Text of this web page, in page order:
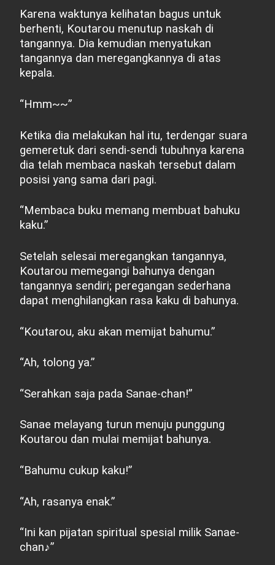
Karena waktunya kelihatan bagus untuk
berhenti, Koutarou menutup naskah di
tangannya. Dia kemudian menyatukan
tangannya dan meregangkannya di atas
kepala.
“Hmm~~”
Ketika dia melakukan hal itu, terdengar suara
gemeretuk dari sendi-sendi tubuhnya karena
dia telah membaca naskah tersebut dalam
posisi yang sama dari pagi.
“Membaca buku memang membuat bahuku
kaku.”
Setelah selesai meregangkan tangannya,
Koutarou memegangi bahunya dengan
tangannya sendiri; peregangan sederhana
dapat menghilangkan rasa kaku di bahunya.
“Koutarou, aku akan memijat bahumu.”
“Ah, tolong ya.”
“Serahkan saja pada Sanae-chan!”
Sanae melayang turun menuju punggung
Koutarou dan mulai memijat bahunya.
“Bahumu cukup kaku!”
“Ah, rasanya enak.”
“Ini kan pijatan spiritual spesial milik Sanae-
chan♪”